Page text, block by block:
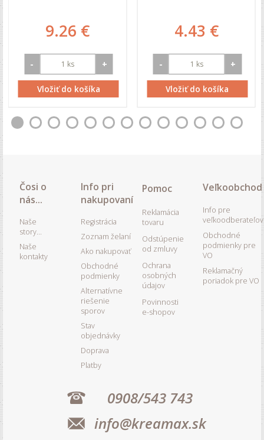
9.26 €
- +
Vložiť do košíka
4.43 €
- +
Vložiť do košíka
Čosi o
nás...
Naše
story...
Naše
kontakty
Info pri
nakupovaní
Registrácia
Zoznam želaní
Ako nakupovať
Obchodné
podmienky
Alternatívne
riešenie
sporov
Stav
objednávky
Doprava
Platby
Pomoc
Reklamácia
tovaru
Odstúpenie
od zmluvy
Ochrana
osobných
údajov
Povinnosti
e-shopov
Veľkoobchod
Info pre
veľkoodberateľov
Obchodné
podmienky pre
VO
Reklamačný
poriadok pre VO
0908/543 743
info@kreamax.sk